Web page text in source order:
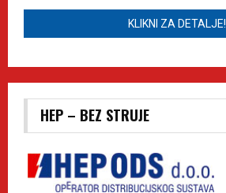
KLIKNI ZA DETALJE!
HEP – BEZ STRUJE